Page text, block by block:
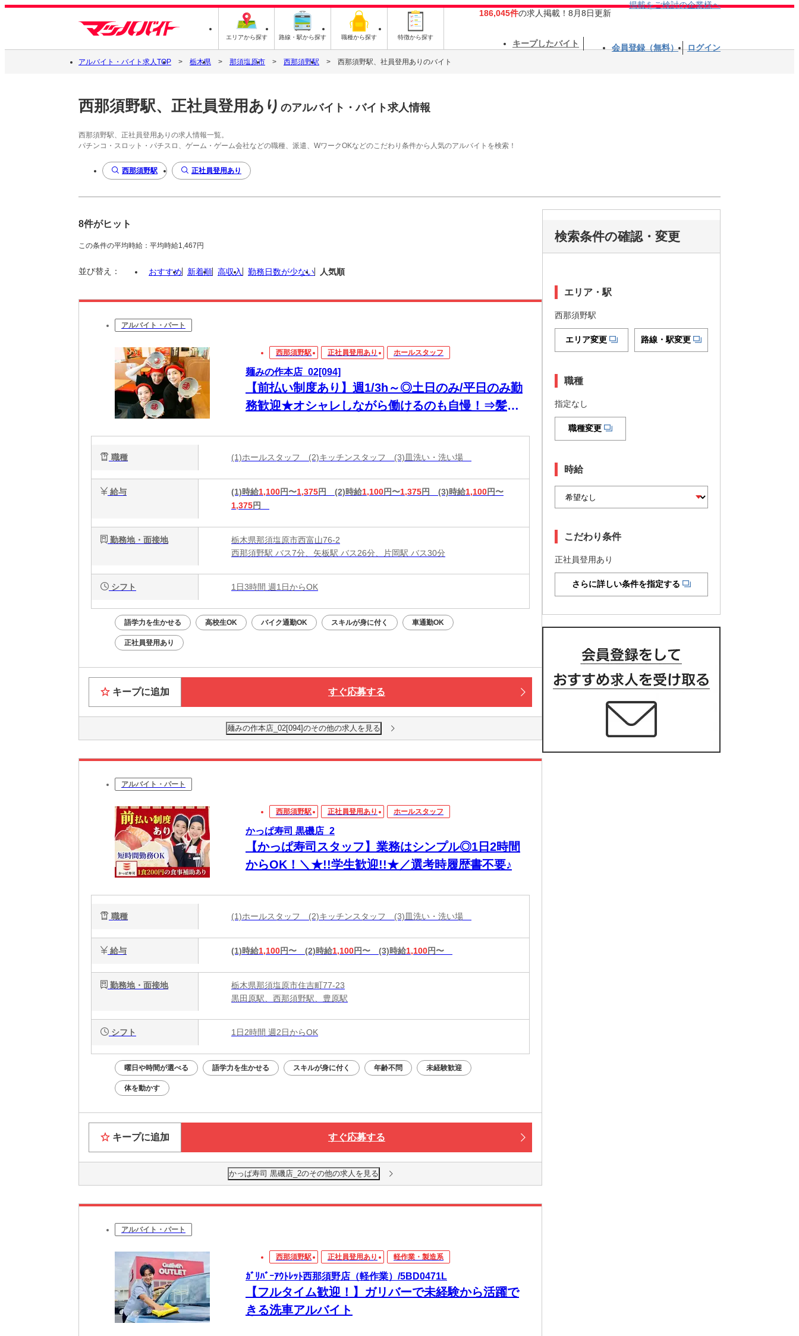
エリアから探す 路線・駅から探す 職種から探す 特徴から探す
186,045件の求人掲載！8月8日更新
掲載をご検討の企業様へ
キープしたバイト 会員登録（無料） ログイン
アルバイト・バイト求人TOP 栃木県 那須塩原市 西那須野駅 西那須野駅、社員登用ありのバイト
西那須野駅、正社員登用あり のアルバイト・バイト求人情報
西那須野駅、正社員登用ありの求人情報一覧。
パチンコ・スロット・パチスロ、ゲーム・ゲーム会社などの職種、派遣、WワークOKなどのこだわり条件から人気のアルバイトを検索！
西那須野駅 正社員登用あり
8件がヒット
この条件の平均時給：平均時給1,467円
並び替え： おすすめ 新着順 高収入 勤務日数が少ない 人気順
アルバイト・パート
西那須野駅 正社員登用あり ホールスタッフ
麺みの作本店_02[094]
【前払い制度あり】週1/3h～◎土日のみ/平日のみ勤
務歓迎★オシャレしながら働けるのも自慢！⇒髪色
職種 (1)ホールスタッフ (2)キッチンスタッフ (3)皿洗い・洗い場
給与 (1)時給1,100円〜1,375円 (2)時給1,100円〜1,375円 (3)時給1,100円〜
1,375円
勤務地・面接地
栃木県那須塩原市西富山76-2
西那須野駅 バス7分、矢板駅 バス26分、片岡駅 バス30分
シフト 1日3時間 週1日からOK
語学力を生かせる 高校生OK バイク通勤OK スキルが身に付く 車通勤OK
正社員登用あり
キープに追加 すぐ応募する
麺みの作本店_02[094]のその他の求人を見る
アルバイト・パート
西那須野駅 正社員登用あり ホールスタッフ
かっぱ寿司 黒磯店_2
【かっぱ寿司スタッフ】業務はシンプル◎1日2時間
からOK！＼★!!学生歓迎!!★／選考時履歴書不要♪
職種 (1)ホールスタッフ (2)キッチンスタッフ (3)皿洗い・洗い場
給与 (1)時給1,100円〜 (2)時給1,100円〜 (3)時給1,100円〜
勤務地・面接地
栃木県那須塩原市住吉町77-23
黒田原駅、西那須野駅、豊原駅
シフト 1日2時間 週2日からOK
曜日や時間が選べる 語学力を生かせる スキルが身に付く 年齢不問 未経験歓迎
体を動かす
キープに追加 すぐ応募する
かっぱ寿司 黒磯店_2のその他の求人を見る
アルバイト・パート
西那須野駅 正社員登用あり 軽作業・製造系
ｶﾞﾘﾊﾞｰｱｳﾄﾚｯﾄ西那須野店（軽作業）/5BD0471L
【フルタイム歓迎！】ガリバーで未経験から活躍で
きる洗車アルバイト
検索条件の確認・変更
エリア・駅
西那須野駅
エリア変更 路線・駅変更
職種
指定なし
職種変更
時給
こだわり条件
正社員登用あり
さらに詳しい条件を指定する